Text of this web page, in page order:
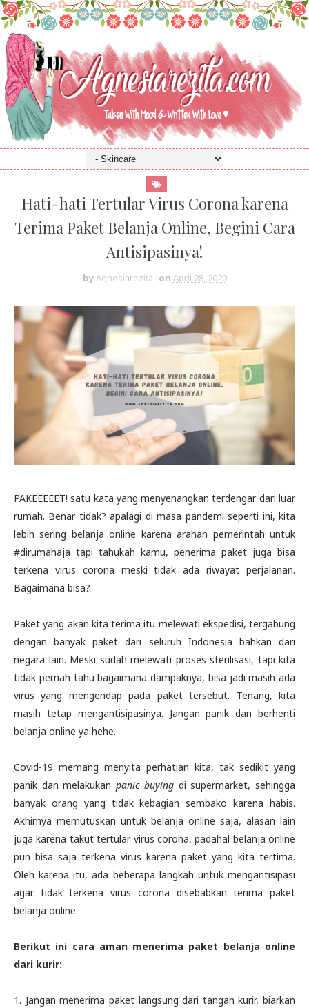
Hati-hati Tertular Virus Corona karena
Terima Paket Belanja Online, Begini Cara
Antisipasinya!
byAgnesiarezita on April 28, 2020
PAKEEEEET! satu kata yang menyenangkan terdengar dari luar
rumah. Benar tidak? apalagi di masa pandemi seperti ini, kita
lebih sering belanja online karena arahan pemerintah untuk
#dirumahaja tapi tahukah kamu, penerima paket juga bisa
terkena virus corona meski tidak ada riwayat perjalanan.
Bagaimana bisa?
Paket yang akan kita terima itu melewati ekspedisi, tergabung
dengan banyak paket dari seluruh Indonesia bahkan dari
negara lain. Meski sudah melewati proses sterilisasi, tapi kita
tidak pernah tahu bagaimana dampaknya, bisa jadi masih ada
virus yang mengendap pada paket tersebut. Tenang, kita
masih tetap mengantisipasinya. Jangan panik dan berhenti
belanja online ya hehe.
Covid-19 memang menyita perhatian kita, tak sedikit yang
panik dan melakukanpanic buying di supermarket, sehingga
banyak orang yang tidak kebagian sembako karena habis.
Akhirnya memutuskan untuk belanja online saja, alasan lain
juga karena takut tertular virus corona, padahal belanja online
pun bisa saja terkena virus karena paket yang kita tertima.
Oleh karena itu, ada beberapa langkah untuk mengantisipasi
agar tidak terkena virus corona disebabkan terima paket
belanja online.
Berikut ini cara aman menerima paket belanja online
dari kurir:
1. Jangan menerima paket langsung dari tangan kurir, biarkan